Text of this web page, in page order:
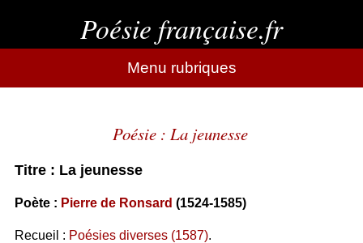
Poésie française.fr
Menu rubriques
Poésie : La jeunesse
Titre : La jeunesse
Poète : Pierre de Ronsard (1524-1585)
Recueil : Poésies diverses (1587).